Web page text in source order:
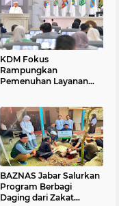
KDM Fokus
Rampungkan
Pemenuhan Layanan
BAZNAS Jabar Salurkan
Program Berbagi
Daging dari Zakat